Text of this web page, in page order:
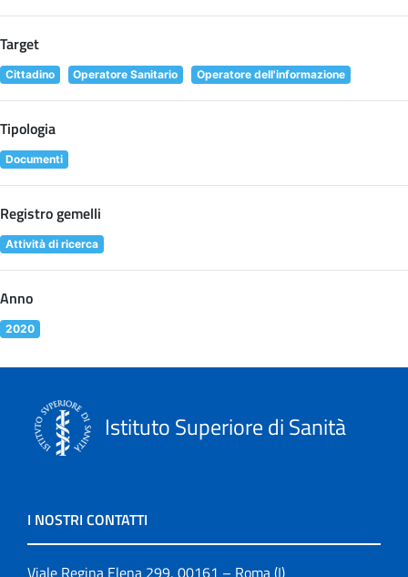
Target
Cittadino Operatore Sanitario Operatore dell'informazione
Tipologia
Documenti
Registro gemelli
Attività di ricerca
Anno
2020
Istituto Superiore di Sanità
I NOSTRI CONTATTI
Viale Regina Elena 299, 00161 – Roma (I)